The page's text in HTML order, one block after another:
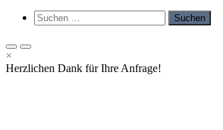
Such-
Formular
Suchen
nach:
Primäres
Menü
für
Primäres
Menü
für
×
Herzlichen Dank für Ihre Anfrage!